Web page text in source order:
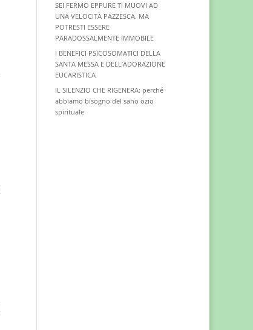
SEI FERMO EPPURE TI MUOVI AD
UNA VELOCITÀ PAZZESCA. MA
POTRESTI ESSERE
PARADOSSALMENTE IMMOBILE
I BENEFICI PSICOSOMATICI DELLA
SANTA MESSA E DELL’ADORAZIONE
EUCARISTICA
IL SILENZIO CHE RIGENERA: perché
abbiamo bisogno del sano ozio
spirituale